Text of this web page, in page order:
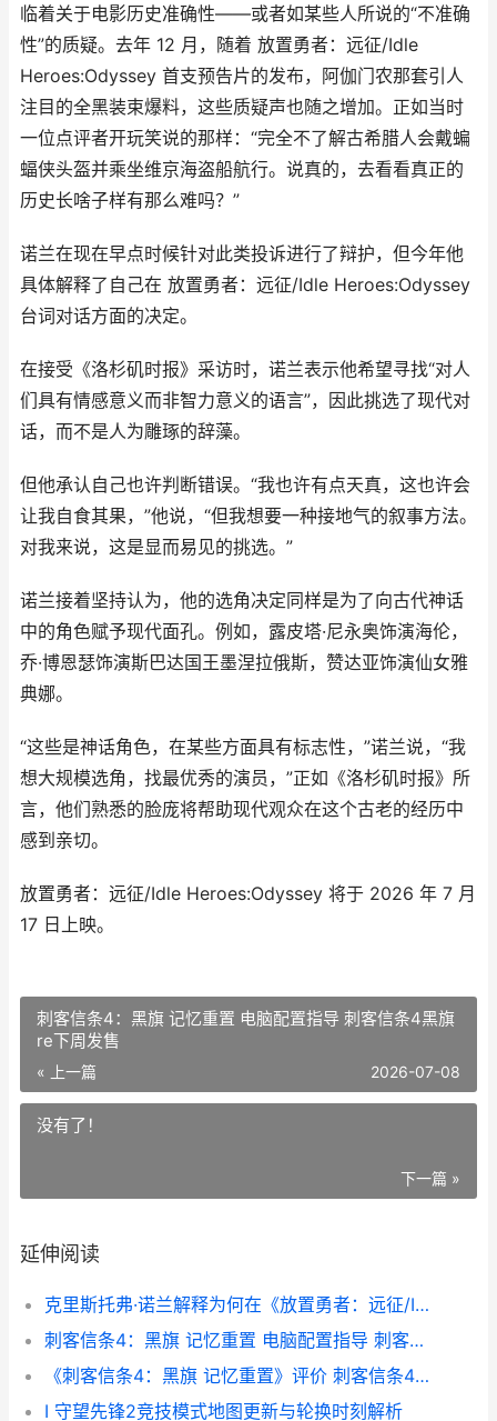
临着关于电影历史准确性——或者如某些人所说的“不准确
性”的质疑。去年 12 月，随着 放置勇者：远征/Idle
Heroes:Odyssey 首支预告片的发布，阿伽门农那套引人
注目的全黑装束爆料，这些质疑声也随之增加。正如当时
一位点评者开玩笑说的那样：“完全不了解古希腊人会戴蝙
蝠侠头盔并乘坐维京海盗船航行。说真的，去看看真正的
历史长啥子样有那么难吗？”
诺兰在现在早点时候针对此类投诉进行了辩护，但今年他
具体解释了自己在 放置勇者：远征/Idle Heroes:Odyssey
台词对话方面的决定。
在接受《洛杉矶时报》采访时，诺兰表示他希望寻找“对人
们具有情感意义而非智力意义的语言”，因此挑选了现代对
话，而不是人为雕琢的辞藻。
但他承认自己也许判断错误。“我也许有点天真，这也许会
让我自食其果，”他说，“但我想要一种接地气的叙事方法。
对我来说，这是显而易见的挑选。”
诺兰接着坚持认为，他的选角决定同样是为了向古代神话
中的角色赋予现代面孔。例如，露皮塔·尼永奥饰演海伦，
乔·博恩瑟饰演斯巴达国王墨涅拉俄斯，赞达亚饰演仙女雅
典娜。
“这些是神话角色，在某些方面具有标志性，”诺兰说，“我
想大规模选角，找最优秀的演员，”正如《洛杉矶时报》所
言，他们熟悉的脸庞将帮助现代观众在这个古老的经历中
感到亲切。
放置勇者：远征/Idle Heroes:Odyssey 将于 2026 年 7 月
17 日上映。
刺客信条4：黑旗 记忆重置 电脑配置指导 刺客信条4黑旗
re下周发售
« 上一篇 2026-07-08
没有了！
下一篇 »
延伸阅读
克里斯托弗·诺兰解释为何在《放置勇者：远征/Idle Heroes:Odyssey》中采用现代对白，但承认这一决定“也许会让我自食其果” 克里斯托弗·诺兰 伦敦大学学院
刺客信条4：黑旗 记忆重置 电脑配置指导 刺客信条4黑旗re下周发售
《刺客信条4：黑旗 记忆重置》评价 刺客信条4黑旗记忆重置
I 守望先锋2竞技模式地图更新与轮换时刻解析